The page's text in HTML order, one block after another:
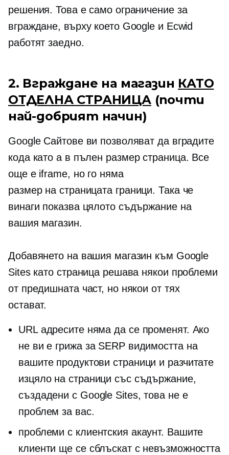
решения. Това е само ограничение за
вграждане, върху което Google и Ecwid
работят заедно.
2. Вграждане на магазин КАТО
ОТДЕЛНА СТРАНИЦА(почти
най-добрият начин)
Google Сайтове ви позволяват да вградите
кода като a в пълен размерстраница. Все
още е iframe, но го няма
размер на страницата граници. Така че
винаги показва цялото съдържание на
вашия магазин.
Добавянето на вашия магазин към Google
Sites като страница решава някои проблеми
от предишната част, но някои от тях
остават.
URL адресите няма да се променят. Ако
не ви е грижа за SERP видимостта на
вашите продуктови страници и разчитате
изцяло на страници със съдържание,
създадени с Google Sites, това не е
проблем за вас.
проблеми с клиентския акаунт. Вашите
клиенти ще се сблъскат с невъзможността